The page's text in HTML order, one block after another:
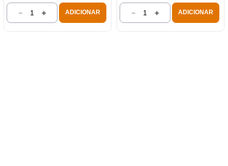
＋
－ ADICIONAR ＋
－ ADICIONAR